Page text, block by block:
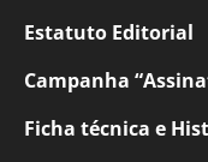
Estatuto Editorial
Campanha
Ficha técnica e